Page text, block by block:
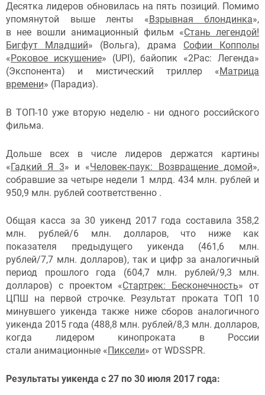
Десятка лидеров обновилась на пять позиций. Помимо
упомянутой выше ленты «Взрывная блондинка»,
в нее вошли анимационный фильм «Стань легендой!
Бигфут Младший» (Вольга), драма Софии Копполы
«Роковое искушение» (UPI), байопик «2Рас: Легенда»
(Экспонента) и мистический триллер «Матрица
времени» (Парадиз).
В ТОП-10 уже вторую неделю - ни одного российского
фильма.
Дольше всех в числе лидеров держатся картины
«Гадкий Я 3» и «Человек-паук: Возвращение домой»,
собравшие за четыре недели 1 млрд. 434 млн. рублей и
950,9 млн. рублей соответственно .
Общая касса за 30 уикенд 2017 года составила 358,2
млн. рублей/6 млн. долларов, что ниже как
показателя предыдущего уикенда (461,6 млн.
рублей/7,7 млн. долларов), так и цифр за аналогичный
период прошлого года (604,7 млн. рублей/9,3 млн.
долларов) с проектом «Стартрек: Бесконечность» от
ЦПШ на первой строчке. Результат проката ТОП 10
минувшего уикенда также ниже сборов аналогичного
уикенда 2015 года (488,8 млн. рублей/8,3 млн. долларов,
когда лидером кинопроката в России
стали анимационные «Пиксели» от WDSSPR.
Результаты уикенда с 27 по 30 июля 2017 года: